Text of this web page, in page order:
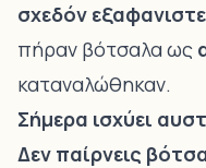
σχεδόν
πήραν βότσαλα ως
καταναλώθηκαν.
Σήμερα ισχύει
Δεν παίρνεις